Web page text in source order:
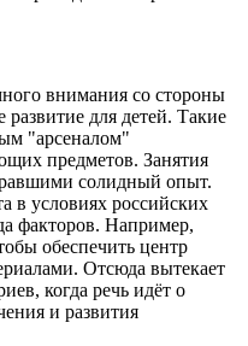
внимания со стороны
для детей. Такие
"арсеналом"
предметов. Занятия
солидный опыт.
в условиях российских
факторов. Например,
обеспечить центр
Отсюда вытекает
когда речь идёт о
и развития